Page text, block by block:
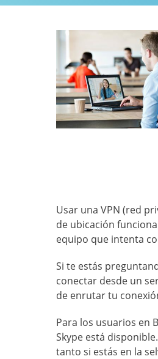
Usar una VPN (red
de ubicación
equipo que intenta
Si te estás
conectar desde un
de enrutar tu
Para los usuarios en
Skype está
tanto si estás en la